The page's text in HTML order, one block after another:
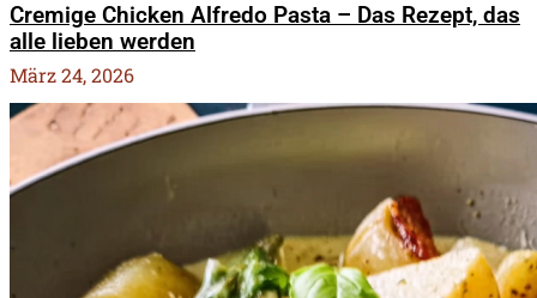
Cremige Chicken Alfredo Pasta – Das Rezept, das
alle lieben werden
März 24, 2026